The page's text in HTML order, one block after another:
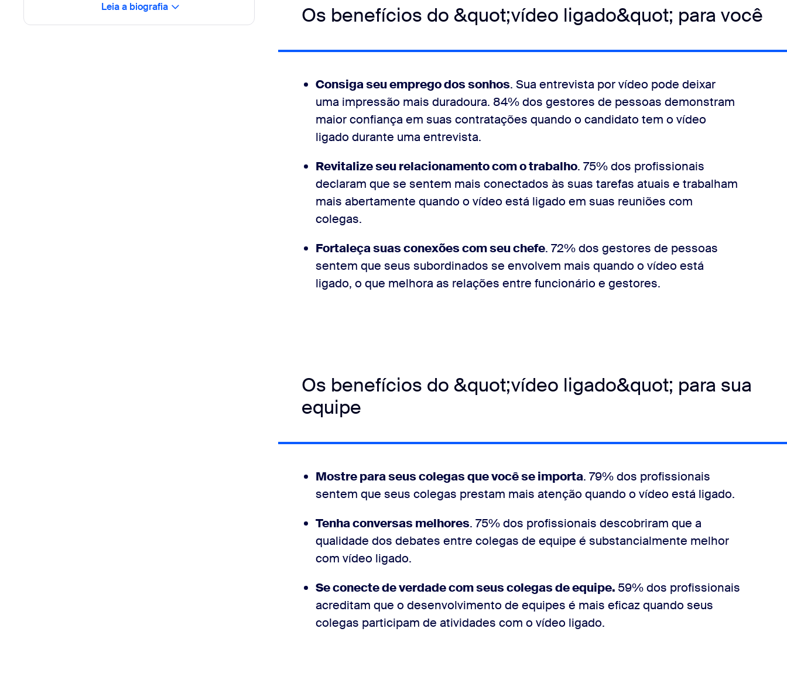
Leia a biografia Os benefícios do &quot;vídeo ligado&quot; para você
Consiga seu emprego dos sonhos. Sua entrevista por vídeo pode deixar
uma impressão mais duradoura. 84% dos gestores de pessoas demonstram
maior confiança em suas contratações quando o candidato tem o vídeo
ligado durante uma entrevista.
Revitalize seu relacionamento com o trabalho. 75% dos profissionais
declaram que se sentem mais conectados às suas tarefas atuais e trabalham
mais abertamente quando o vídeo está ligado em suas reuniões com
colegas.
Fortaleça suas conexões com seu chefe. 72% dos gestores de pessoas
sentem que seus subordinados se envolvem mais quando o vídeo está
ligado, o que melhora as relações entre funcionário e gestores.
Os benefícios do &quot;vídeo ligado&quot; para sua
equipe
Mostre para seus colegas que você se importa. 79% dos profissionais
sentem que seus colegas prestam mais atenção quando o vídeo está ligado.
Tenha conversas melhores. 75% dos profissionais descobriram que a
qualidade dos debates entre colegas de equipe é substancialmente melhor
com vídeo ligado.
Se conecte de verdade com seus colegas de equipe. 59% dos profissionais
acreditam que o desenvolvimento de equipes é mais eficaz quando seus
colegas participam de atividades com o vídeo ligado.